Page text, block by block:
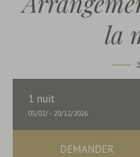
Rebstock
Offres
parkSPA
la
1 nuit
05/02/ - 20/12/2026
DEMANDER